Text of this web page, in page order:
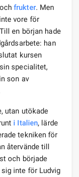
frukter. Men
vore för
en början hade
han
kursen
specialitet,
son av
utan utökade
i Italien, lärde
tekniken för
återvände till
och började
inte för Ludvig